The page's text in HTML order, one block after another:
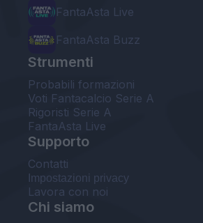
FantaAsta Live
FantaAsta Buzz
Strumenti
Probabili formazioni
Voti Fantacalcio Serie A
Rigoristi Serie A
FantaAsta Live
Supporto
Contatti
Impostazioni privacy
Lavora con noi
Chi siamo